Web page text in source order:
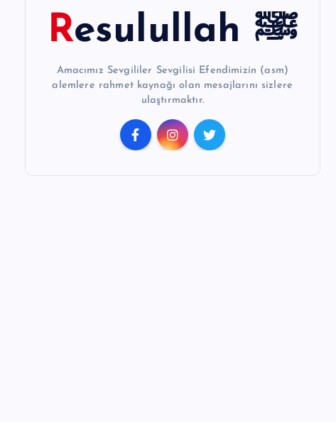
Resulullah ﷺ
Amacımız Sevgililer Sevgilisi Efendimizin (asm)
alemlere rahmet kaynağı olan mesajlarını sizlere
ulaştırmaktır.